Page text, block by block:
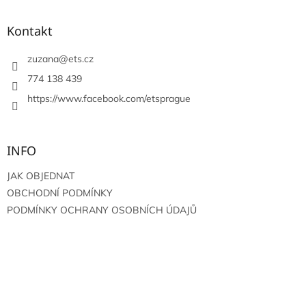
ý
Kontakt
zuzana@ets.cz
774 138 439
https://www.facebook.com/etsprague
INFO
JAK OBJEDNAT
OBCHODNÍ PODMÍNKY
PODMÍNKY OCHRANY OSOBNÍCH ÚDAJŮ